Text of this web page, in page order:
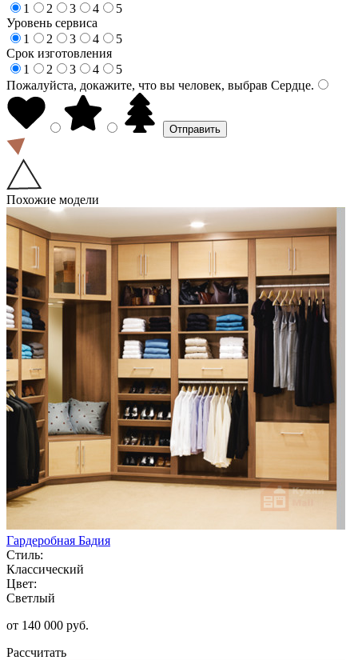
1
2 3 4
5
Уровень сервиса
1
2 3 4
5
Срок изготовления
1
2 3 4
5
Пожалуйста, докажите, что вы человек, выбрав Сердце.
Похожие модели
Гардеробная Бадия
Стиль:
Классический
Цвет:
Светлый
от 140 000 руб.
Рассчитать